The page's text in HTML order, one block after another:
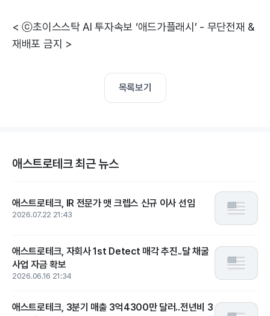
< ⓒ초이스스탁 AI 투자속보 ‘애드가플래시’ - 무단전재 &
재배포 금지 >
목록보기
애스트로테크 최근 뉴스
애스트로테크, IR 전문가 맷 크렙스 신규 이사 선임
2026.07.22 21:43
애스트로테크, 자회사 1st Detect 매각 추진..달 채굴
사업 자금 확보
2026.06.16 21:34
애스트로테크, 3분기 매출 3억4300만 달러..전년비 3